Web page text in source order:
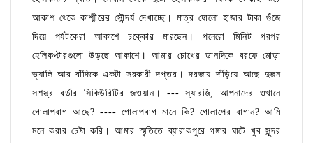
আকাশ থেকে কাশ্মীরের সৌন্দর্য দেখাচ্ছে। মাত্র ষোলো হাজার টাকা গুঁজে
দিয়ে পর্যটকেরা আকাশে চক্কোর মারছেন। পনেরো মিনিট পরপর
হেলিকপ্টারগুলো উড়ছে আকাশে। আমার চোখের ডানদিকে বরফে মোড়া
ভ্যালি আর বাঁদিকে একটা সরকারী দপ্তর। দরজায় দাঁড়িয়ে আছে দুজন
সশস্ত্র বর্ডার সিকিউরিটির জওয়ান। --- স্যারজি, আপনাদের ওখানে
গোলাপবাগ আছে? ---- গোলাপবাগ মানে কি? গোলাপের বাগান? আমি
মনে করার চেষ্টা করি। আমার স্মৃতিতে ব্যারাকপুরে গঙ্গার ঘাটে খুব সুন্দর